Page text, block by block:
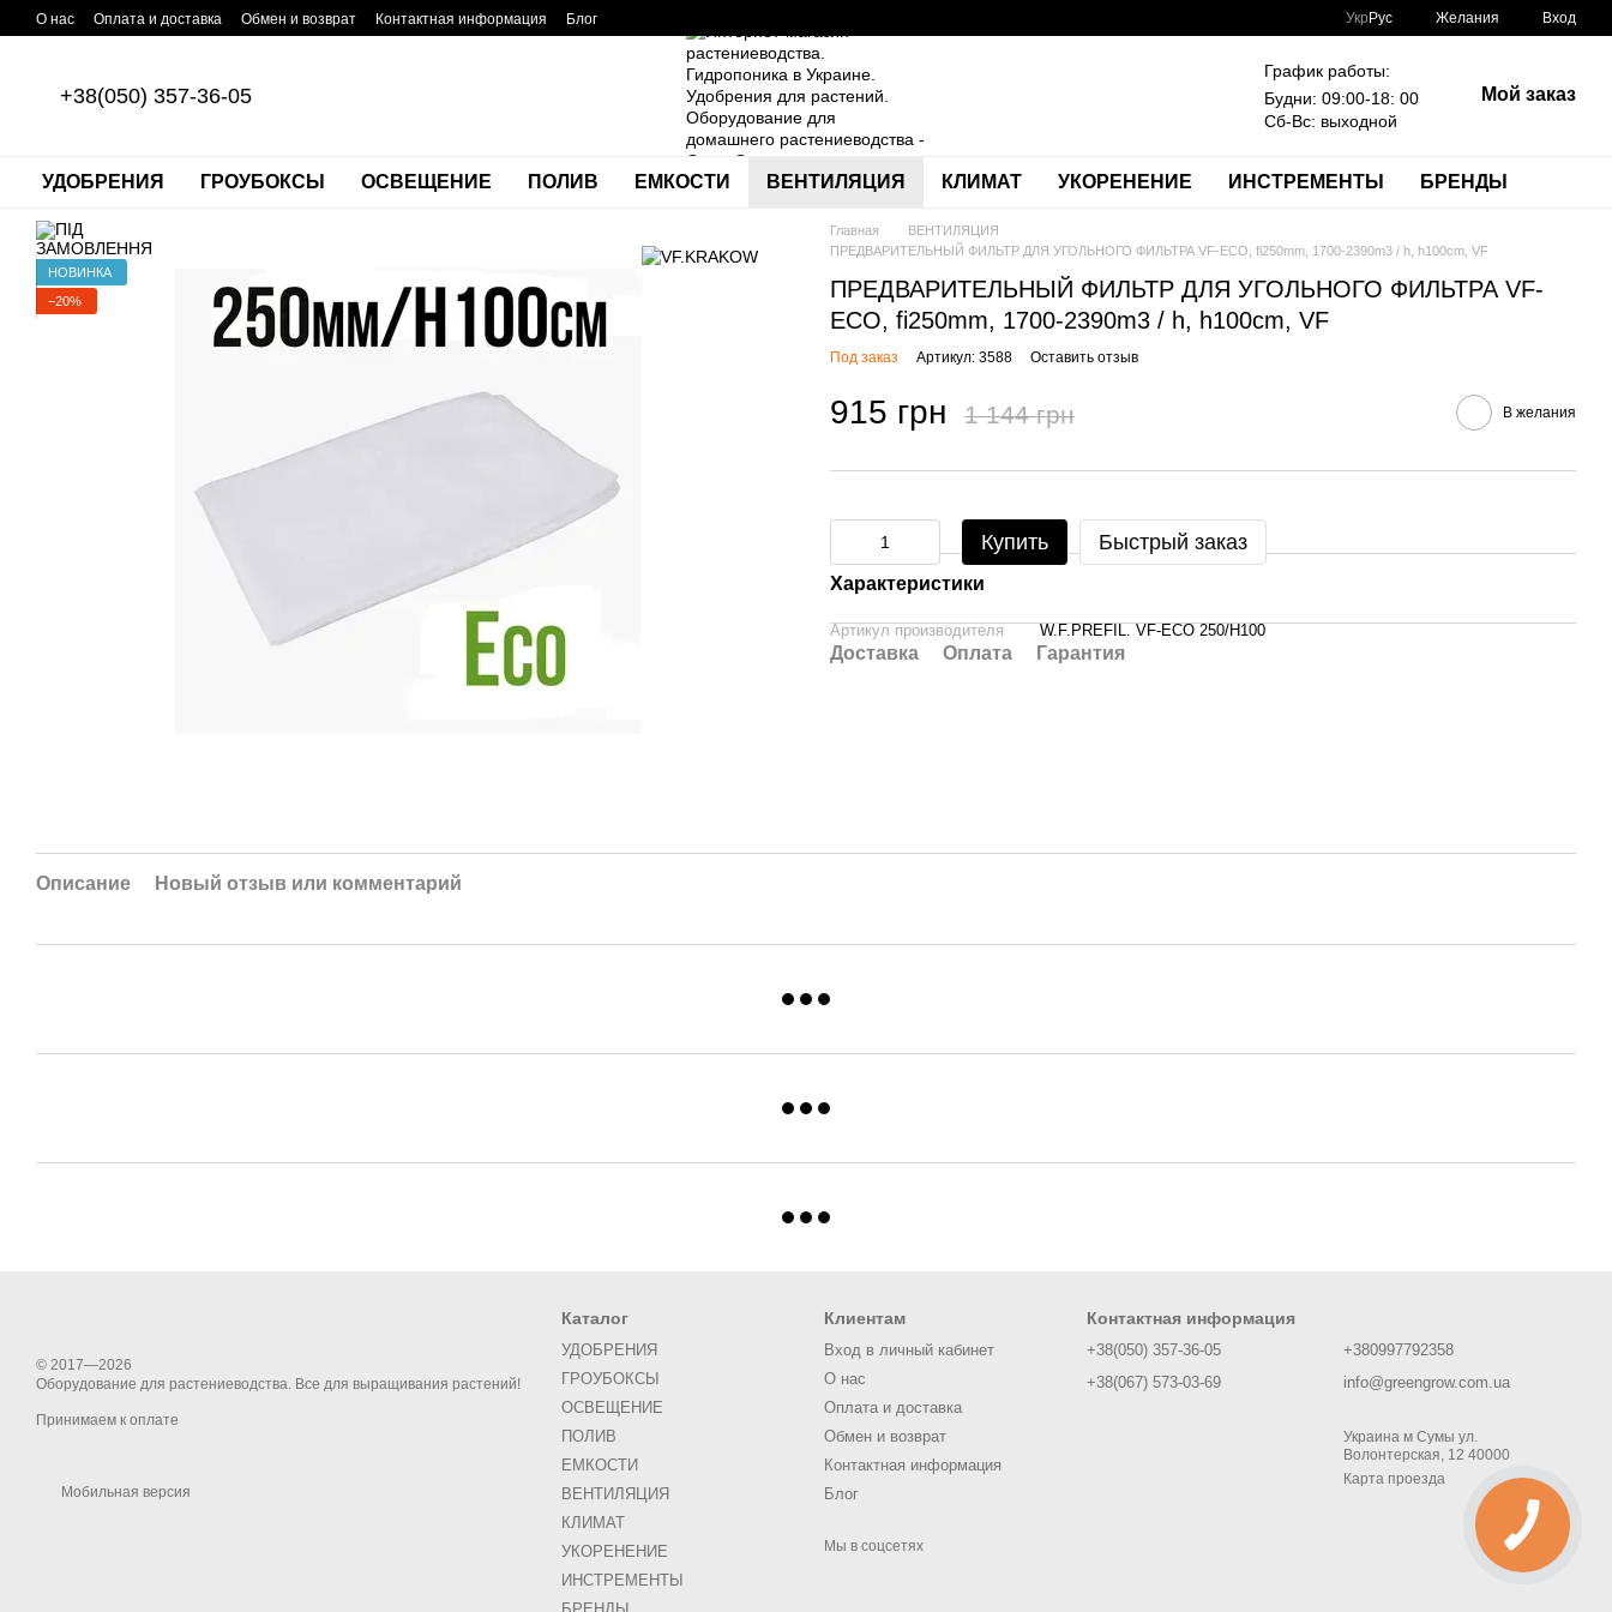
Перейти к основному контенту
О нас Оплата и доставка Обмен и возврат Контактная информация Блог Укр Рус Желания Вход
+38(050) 357-36-05
График работы:
Будни: 09:00-18: 00
Сб-Вс: выходной
Мой заказ
УДОБРЕНИЯ ГРОУБОКСЫ ОСВЕЩЕНИЕ ПОЛИВ ЕМКОСТИ ВЕНТИЛЯЦИЯ КЛИМАТ УКОРЕНЕНИЕ ИНСТРЕМЕНТЫ БРЕНДЫ
НОВИНКА
−20%
Главная
ВЕНТИЛЯЦИЯ
ПРЕДВАРИТЕЛЬНЫЙ ФИЛЬТР ДЛЯ УГОЛЬНОГО ФИЛЬТРА VF-ECO, fi250mm, 1700-2390m3 / h, h100cm, VF
ПРЕДВАРИТЕЛЬНЫЙ ФИЛЬТР ДЛЯ УГОЛЬНОГО ФИЛЬТРА VF-
ECO, fi250mm, 1700-2390m3 / h, h100cm, VF
Под заказ Артикул: 3588 Оставить отзыв
915 грн 1 144 грн В желания
Купить Быстрый заказ
Характеристики
Артикул производителя W.F.PREFIL. VF-ECO 250/H100
Доставка Оплата Гарантия
Описание Новый отзыв или комментарий
© 2017—2026
Оборудование для растениеводства. Все для выращивания растений!
Принимаем к оплате
Мобильная версия
Каталог
УДОБРЕНИЯ
ГРОУБОКСЫ
ОСВЕЩЕНИЕ
ПОЛИВ
ЕМКОСТИ
ВЕНТИЛЯЦИЯ
КЛИМАТ
УКОРЕНЕНИЕ
ИНСТРЕМЕНТЫ
Клиентам
Вход в личный кабинет
О нас
Оплата и доставка
Обмен и возврат
Контактная информация
Блог
Мы в соцсетях
Контактная информация
+38(050) 357-36-05
+38(067) 573-03-69
+380997792358
info@greengrow.com.ua
Украина м Сумы ул.
Волонтерская, 12 40000
Карта проезда